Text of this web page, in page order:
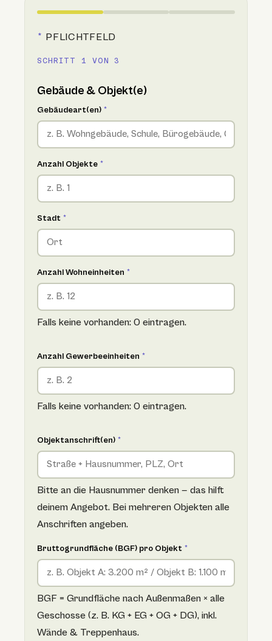
* PFLICHTFELD
SCHRITT 1 VON 3
Gebäude & Objekt(e)
Gebäudeart(en) *
Anzahl Objekte *
Stadt *
Anzahl Wohneinheiten *
Falls keine vorhanden: 0 eintragen.
Anzahl Gewerbeeinheiten *
Falls keine vorhanden: 0 eintragen.
Objektanschrift(en) *
Bitte an die Hausnummer denken — das hilft
deinem Angebot. Bei mehreren Objekten alle
Anschriften angeben.
Bruttogrundfläche (BGF) pro Objekt *
BGF = Grundfläche nach Außenmaßen × alle
Geschosse (z. B. KG + EG + OG + DG), inkl.
Wände & Treppenhaus.